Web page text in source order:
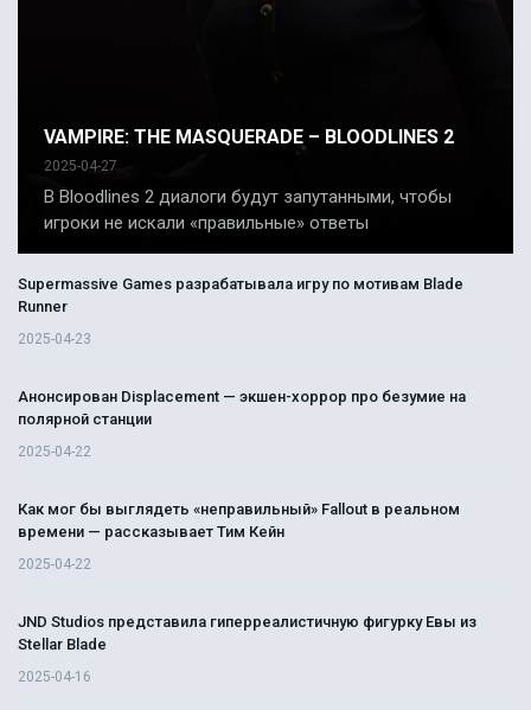
VAMPIRE: THE MASQUERADE – BLOODLINES 2
2025-04-27
В Bloodlines 2 диалоги будут запутанными, чтобы
игроки не искали «правильные» ответы
Supermassive Games разрабатывала игру по мотивам Blade
Runner
2025-04-23
Анонсирован Displacement — экшен-хоррор про безумие на
полярной станции
2025-04-22
Как мог бы выглядеть «неправильный» Fallout в реальном
времени — рассказывает Тим Кейн
2025-04-22
JND Studios представила гиперреалистичную фигурку Евы из
Stellar Blade
2025-04-16